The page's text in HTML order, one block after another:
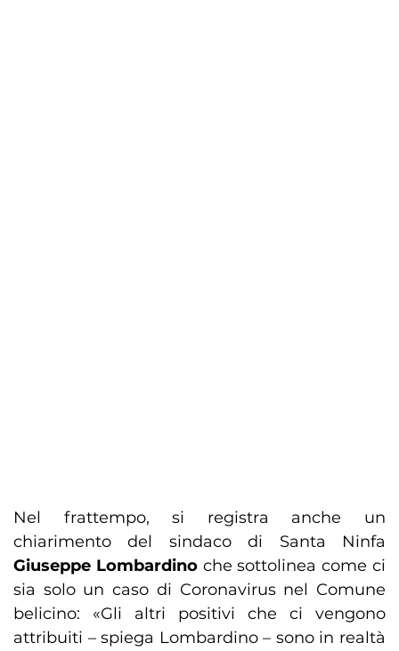
Nel frattempo, si registra anche un
chiarimento del sindaco di Santa Ninfa
Giuseppe Lombardino che sottolinea come ci
sia solo un caso di Coronavirus nel Comune
belicino: «Gli altri positivi che ci vengono
attribuiti – spiega Lombardino – sono in realtà